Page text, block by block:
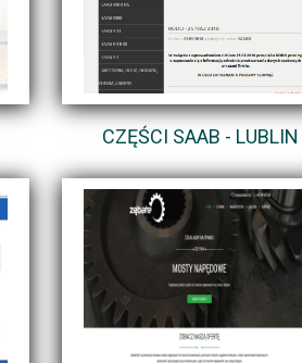
CZĘŚCI SAAB - LUBLIN